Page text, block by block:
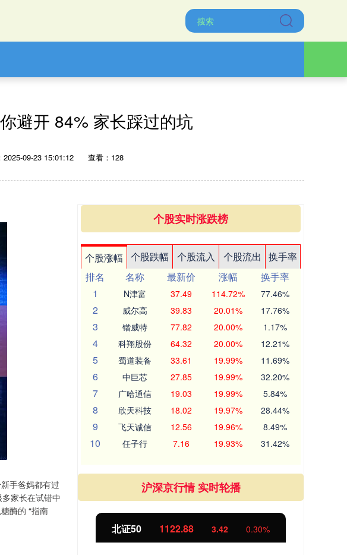
避开 84% 家长踩过的坑
2025-09-23 15:01:12 查看：128
手爸妈都有过
家长在试错中
酶的 “指南
个股实时涨跌榜
个股涨幅 个股跌幅 个股流入 个股流出
换手率
排名
名称 最新价 涨幅
换手率
1
N津富 37.49 114.72% 77.46%
2 威尔高 39.83 20.01% 17.76%
3 锴威特 77.82 20.00% 1.17%
4 科翔股份 64.32 20.00% 12.21%
5 蜀道装备 33.61 19.99% 11.69%
6 中巨芯 27.85 19.99% 32.20%
7 广哈通信 19.03 19.99% 5.84%
8 欣天科技 18.02 19.97% 28.44%
9 飞天诚信 12.56 19.96% 8.49%
10 任子行 7.16 19.93% 31.42%
沪深京行情 实时轮播
创业板指 3515.56 -19.58 -0.55%